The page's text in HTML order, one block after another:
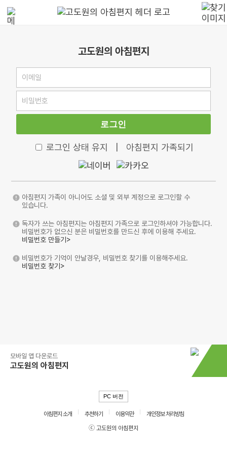
고도원의 아침편지
로그인
로그인 상태 유지 아침편지 가족되기
아침편지 가족이 아니어도 소셜 및 외부 계정으로 로그인할 수
있습니다.
독자가 쓰는 아침편지는 아침편지 가족으로 로그인하셔야 가능합니다.
비밀번호가 없으신 분은 비밀번호를 만드신 후에 이용해 주세요.
비밀번호 만들기>
비밀번호가 기억이 안날경우, 비밀번호 찾기를 이용해주세요.
비밀번호 찾기>
모바일 앱 다운로드
고도원의 아침편지
PC 버전
아침편지 소개 추천하기 이용약관
개인정보 처리방침
ⓒ 고도원의 아침편지